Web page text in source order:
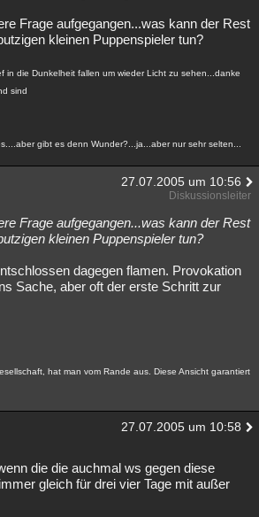
Frage aufgegangen...was kann der Rest
kleinen Puppenspieler tun?
in die Dunkelheit fallen um wieder Licht zu sehen...danke
sind
gibt es denn Wunder?...ja...aber nur sehr selten...
27.07.2005 um 10:56
Diskussionsleiter
Frage aufgegangen...was kann der Rest
kleinen Puppenspieler tun?
dagegen flamen. Provokation
Sache, aber oft der erste Schritt zur
hat man vom Rande aus. Diese Ansicht garantiert
27.07.2005 um 10:58
die die auchmal ws gegen diese
gleich für drei vier Tage mit außer